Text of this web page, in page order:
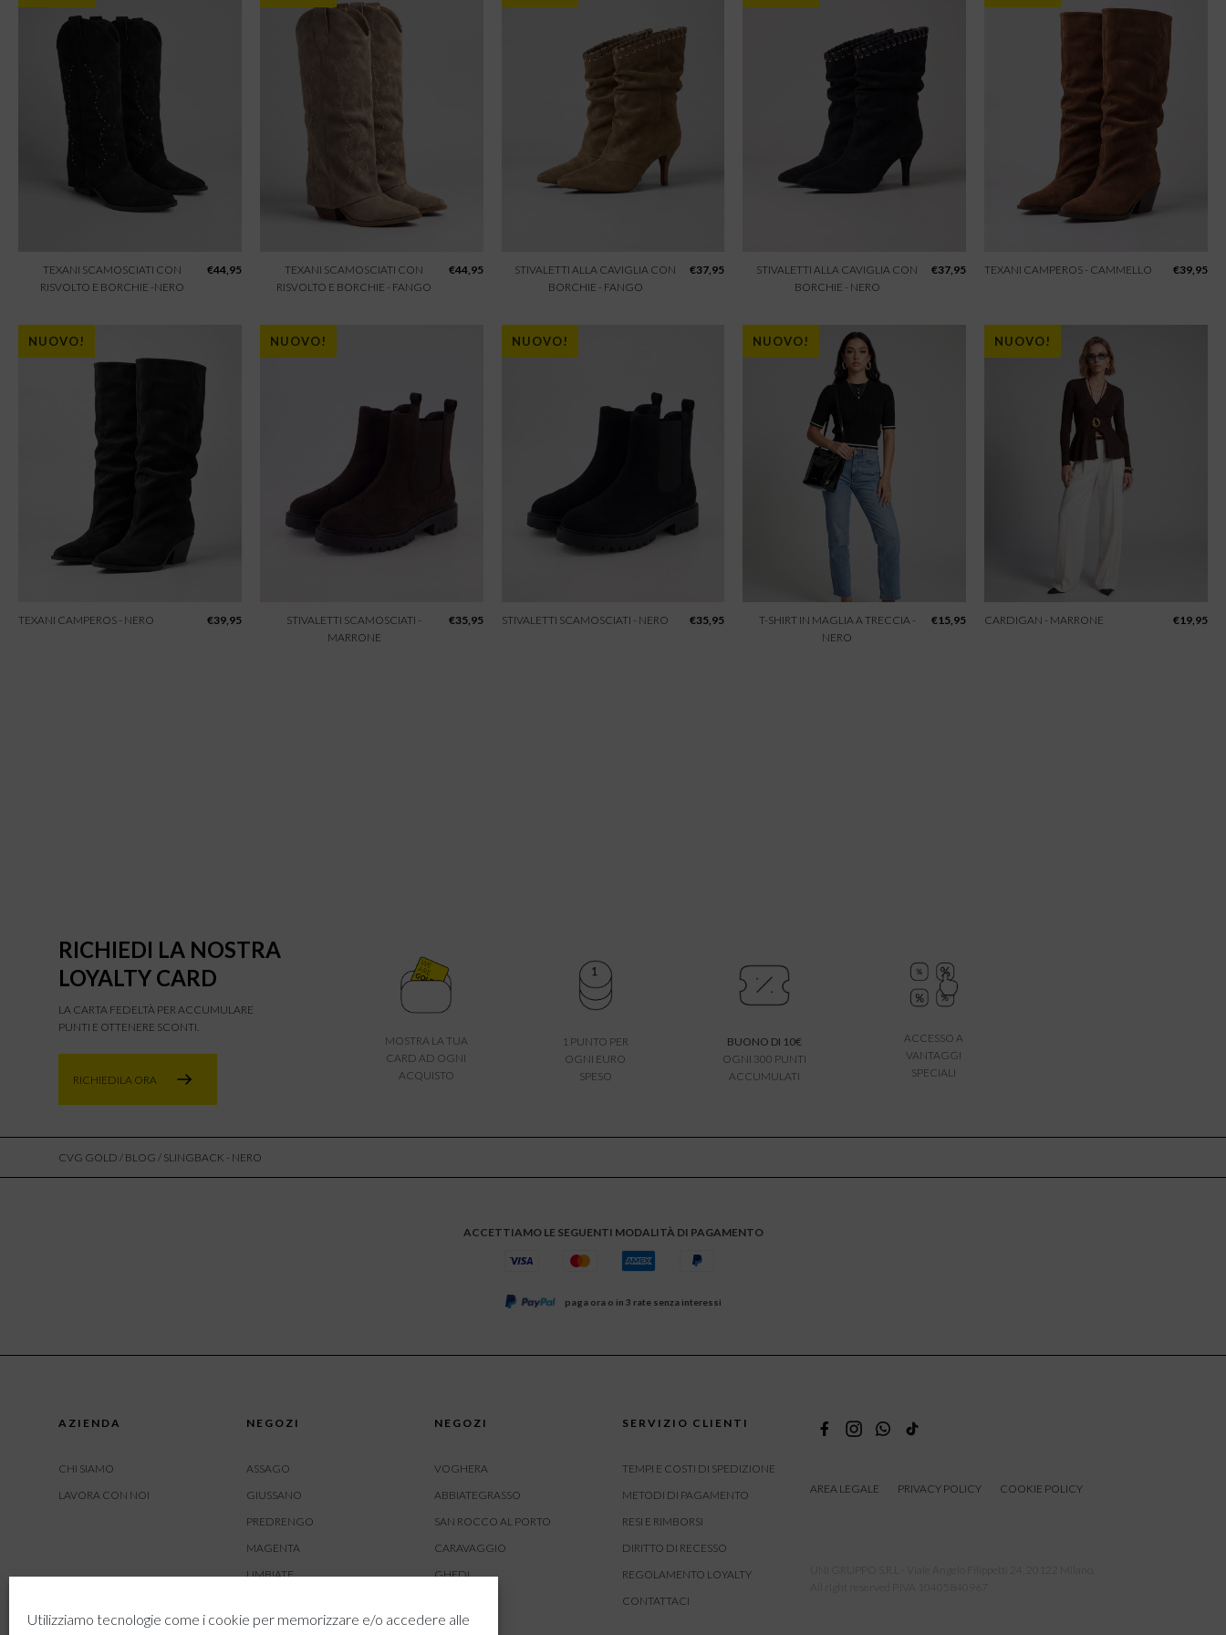
Utilizziamo tecnologie come i cookie per memorizzare e/o accedere alle
TEXANI SCAMOSCIATI CON
RISVOLTO E BORCHIE -NERO
€44,95
TEXANI SCAMOSCIATI CON
RISVOLTO E BORCHIE - FANGO
€44,95
STIVALETTI ALLA CAVIGLIA CON
BORCHIE - FANGO
€37,95
STIVALETTI ALLA CAVIGLIA CON
BORCHIE - NERO
€37,95 TEXANI CAMPEROS - CAMMELLO €39,95
NUOVO!
TEXANI CAMPEROS - NERO €39,95
NUOVO!
STIVALETTI SCAMOSCIATI -
MARRONE
€35,95
NUOVO!
STIVALETTI SCAMOSCIATI - NERO €35,95
NUOVO!
T-SHIRT IN MAGLIA A TRECCIA -
NERO
€15,95
NUOVO!
CARDIGAN - MARRONE €19,95
RICHIEDI LA NOSTRA
LOYALTY CARD
LA CARTA FEDELTÀ PER ACCUMULARE
PUNTI E OTTENERE SCONTI.
RICHIEDILA ORA
MOSTRA LA TUA
CARD AD OGNI
ACQUISTO
1 PUNTO PER
OGNI EURO
SPESO
BUONO DI 10€
OGNI 300 PUNTI
ACCUMULATI
ACCESSO A
VANTAGGI
SPECIALI
CVG GOLD / BLOG / SLINGBACK - NERO
ACCETTIAMO LE SEGUENTI MODALITÀ DI PAGAMENTO
paga ora o in 3 rate senza interessi
AZIENDA
CHI SIAMO
LAVORA CON NOI
NEGOZI
ASSAGO
GIUSSANO
PREDRENGO
MAGENTA
LIMBIATE
BUSNAGO
NEGOZI
VOGHERA
ABBIATEGRASSO
SAN ROCCO AL PORTO
CARAVAGGIO
GHEDI
CREMONA
SERVIZIO CLIENTI
TEMPI E COSTI DI SPEDIZIONE
METODI DI PAGAMENTO
RESI E RIMBORSI
DIRITTO DI RECESSO
REGOLAMENTO LOYALTY
CONTATTACI
AREA LEGALE PRIVACY POLICY COOKIE POLICY